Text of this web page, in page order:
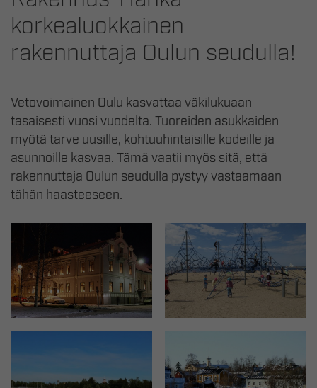
korkealuokkainen
rakennuttaja Oulun seudulla!
Vetovoimainen Oulu kasvattaa väkilukuaan
tasaisesti vuosi vuodelta. Tuoreiden asukkaiden
myötä tarve uusille, kohtuuhintaisille kodeille ja
asunnoille kasvaa. Tämä vaatii myös sitä, että
rakennuttaja Oulun seudulla pystyy vastaamaan
tähän haasteeseen.